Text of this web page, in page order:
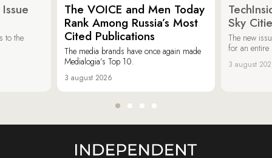
to the
The VOICE and Men Today
Rank Among Russia’s Most
Cited Publications
The media brands have once again made
Medialogia’s Top 10.
3 august 2026
Sky
The new
for an entire
3 august